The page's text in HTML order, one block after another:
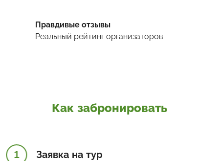
Правдивые отзывы
Реальный рейтинг организаторов
Как забронировать
1 Заявка на тур